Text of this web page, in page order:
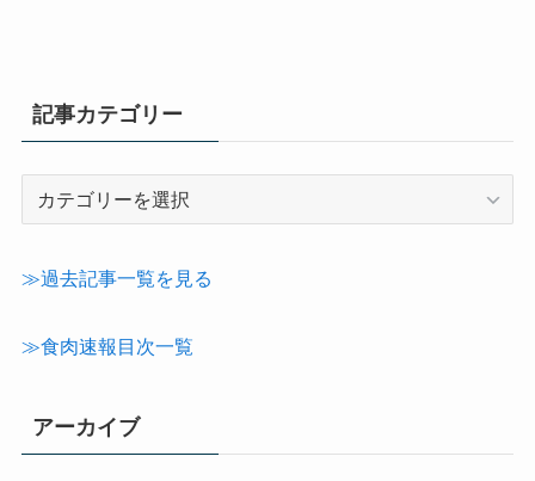
記事カテゴリー
テ
≫過去記事一覧を見る
≫食肉速報目次一覧
アーカイブ